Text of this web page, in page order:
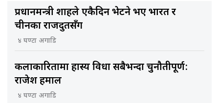
प्रधानमन्त्री शाहले एकैदिन भेटने भए भारत र
चीनका राजदुतसँग
४ घण्टा अगाडि
कलाकारितामा हास्य विधा सबैभन्दा चुनौतीपूर्ण:
राजेश हमाल
४ घण्टा अगाडि